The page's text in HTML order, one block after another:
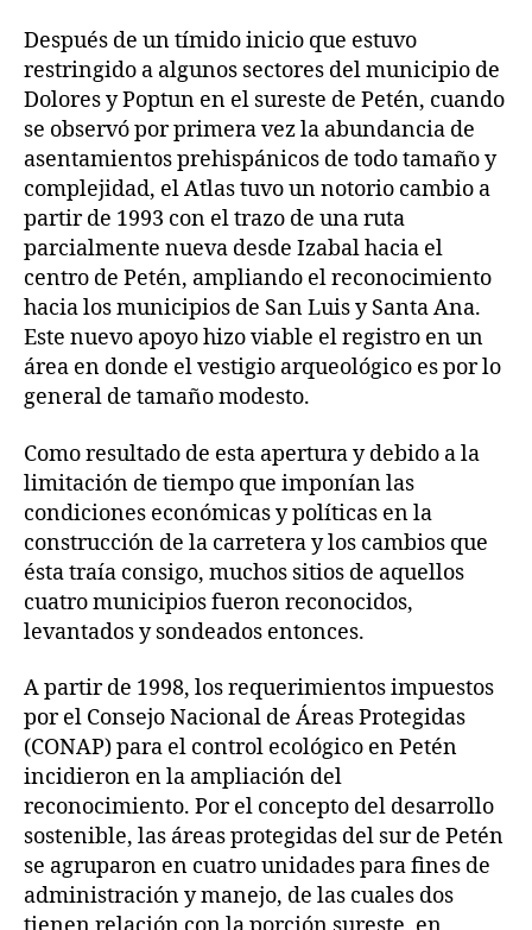
Después de un tímido inicio que estuvo
restringido a algunos sectores del municipio de
Dolores y Poptun en el sureste de Petén, cuando
se observó por primera vez la abundancia de
asentamientos prehispánicos de todo tamaño y
complejidad, el Atlas tuvo un notorio cambio a
partir de 1993 con el trazo de una ruta
parcialmente nueva desde Izabal hacia el
centro de Petén, ampliando el reconocimiento
hacia los municipios de San Luis y Santa Ana.
Este nuevo apoyo hizo viable el registro en un
área en donde el vestigio arqueológico es por lo
general de tamaño modesto.
Como resultado de esta apertura y debido a la
limitación de tiempo que imponían las
condiciones económicas y políticas en la
construcción de la carretera y los cambios que
ésta traía consigo, muchos sitios de aquellos
cuatro municipios fueron reconocidos,
levantados y sondeados entonces.
A partir de 1998, los requerimientos impuestos
por el Consejo Nacional de Áreas Protegidas
(CONAP) para el control ecológico en Petén
incidieron en la ampliación del
reconocimiento. Por el concepto del desarrollo
sostenible, las áreas protegidas del sur de Petén
se agruparon en cuatro unidades para fines de
administración y manejo, de las cuales dos